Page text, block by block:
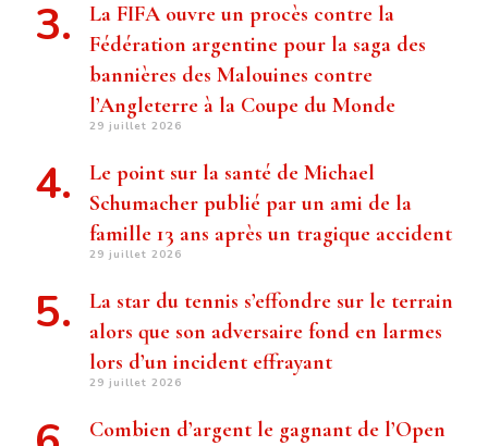
La FIFA ouvre un procès contre la
Fédération argentine pour la saga des
bannières des Malouines contre
l’Angleterre à la Coupe du Monde
29 juillet 2026
Le point sur la santé de Michael
Schumacher publié par un ami de la
famille 13 ans après un tragique accident
29 juillet 2026
La star du tennis s’effondre sur le terrain
alors que son adversaire fond en larmes
lors d’un incident effrayant
29 juillet 2026
Combien d’argent le gagnant de l’Open